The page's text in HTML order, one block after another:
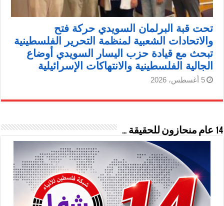
تحت قبة البرلمان السويدي حركة فتح
والاتحادات الشعبية لمنظمة التحرير الفلسطينية
تبحث مع قيادة حزب اليسار السويدي أوضاع
الجالية الفلسطينية والانتهاكات الإسرائيلية
5 أغسطس، 2026
14 عام منحازون للحقيقة …